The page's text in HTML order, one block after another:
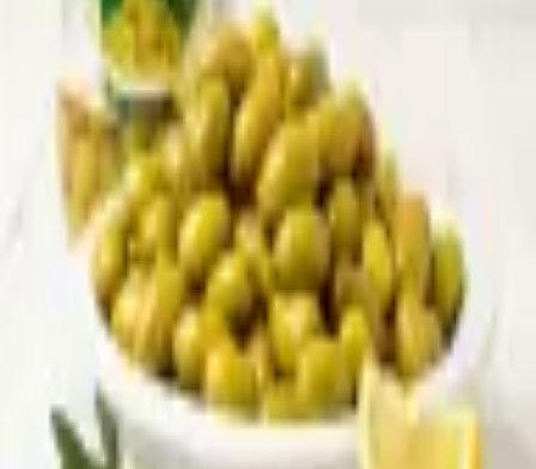
Sprache العربية
Zurück zum Sortiment
* Produktbild KI-generiert — Aussehen kann leicht abweichen
Lebensmittel
Shatleh Grüne Oliven Salkini
:LEB-020
Grüne Oliven der Sorte Salkini von Shatleh, traditionell in Salzlake
eingelegt. Die kleineren, geknackten Oliven sind angenehm würzig
und fest im Biss, ideal als Mezze, zum Frühstück oder zum Kochen.
Reine Oliven, natürlich und ohne künstliche Zusätze.
Einheit:
Karton mit 6 Gläsern (je 1360g Abtropfgewicht)